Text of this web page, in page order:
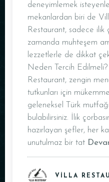
deneyimlemek
mekanlardan biri de
Restaurant, sadece ilik
zamanda muhteşem
lezzetlerle de dikkat
Neden Tercih Edilmeli?
Restaurant, zengin
tutkunları için
geleneksel Türk
bulabilirsiniz. İlik
hazırlayan şefler, her
unutulmaz bir tat
VILLA
Kişi Sayısı
Saat